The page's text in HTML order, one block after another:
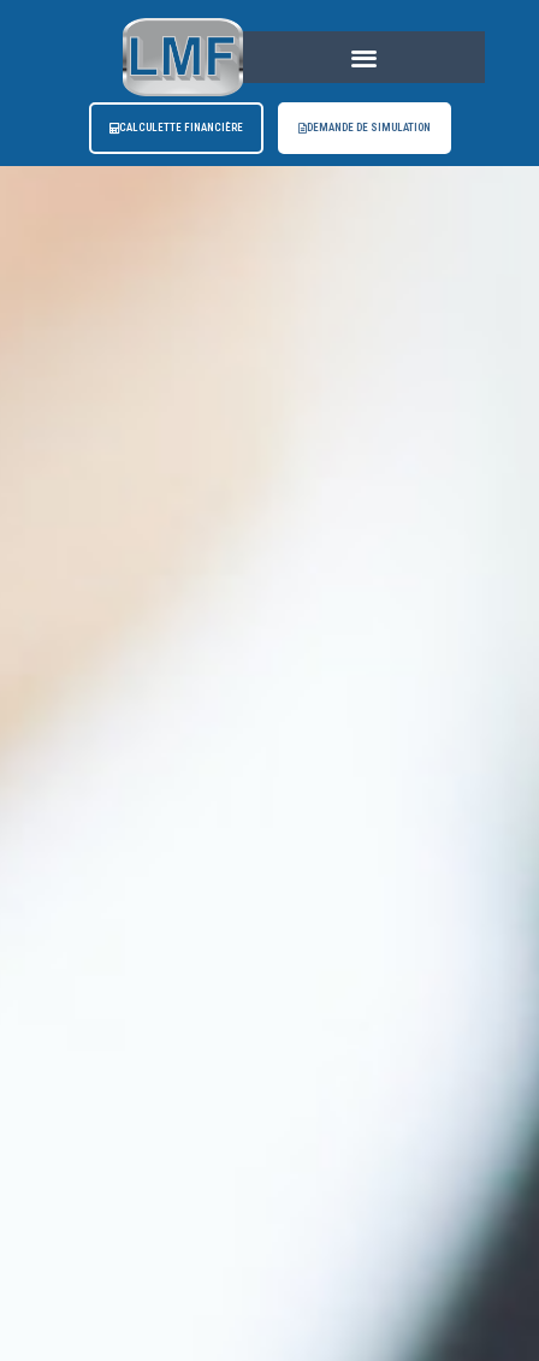
CALCULETTE FINANCIÈRE DEMANDE DE SIMULATION